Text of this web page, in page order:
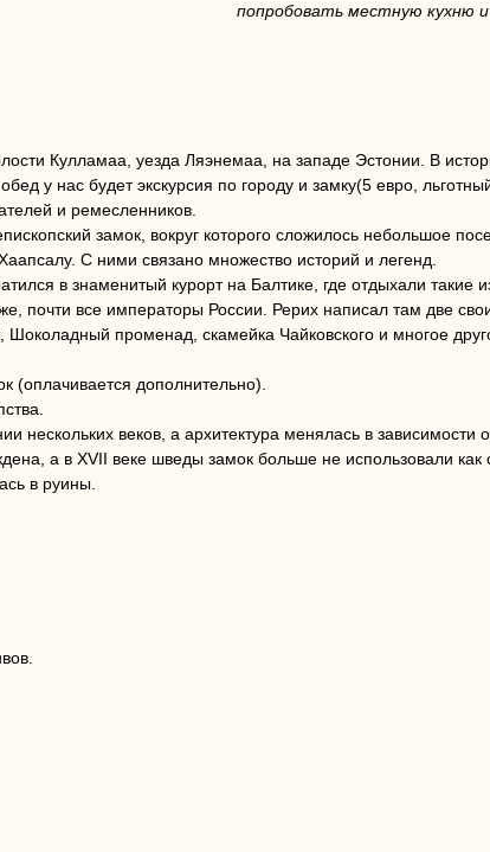
попробовать местную кухню
Кулламаа, уезда Ляэнемаа, на западе Эстонии. В
у нас будет экскурсия по городу и замку(5 евро,
и ремесленников.
замок, вокруг которого сложилось небольшое
С ними связано множество историй и легенд.
в знаменитый курорт на Балтике, где отдыхали такие
почти все императоры России. Рерих написал там две
променад, скамейка Чайковского и многое
(оплачивается дополнительно).
нескольких веков, а архитектура менялась в зависимости
а в XVII веке шведы замок больше не использовали как
в руины.